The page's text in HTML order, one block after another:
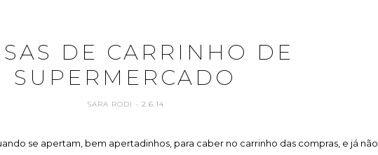
DE CARRINHO DE
SUPERMERCADO
SARA RODI - 2.6.14
se apertam, bem apertadinhos, para caber no carrinho das compras, e já não